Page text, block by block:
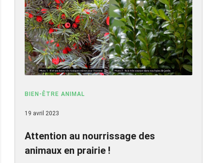
BIEN-ÊTRE ANIMAL
19 avril 2023
Attention au nourrissage des
animaux en prairie !